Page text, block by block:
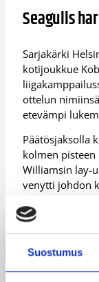
Suostumus
Seagulls
Sarjakärki
kotijoukkue
ottelun
etevämpi
Päätösjaksolla
kolmen
Williamsin lay-
venytti johdon
pussittaessa
trimmaamaan
viimeisten